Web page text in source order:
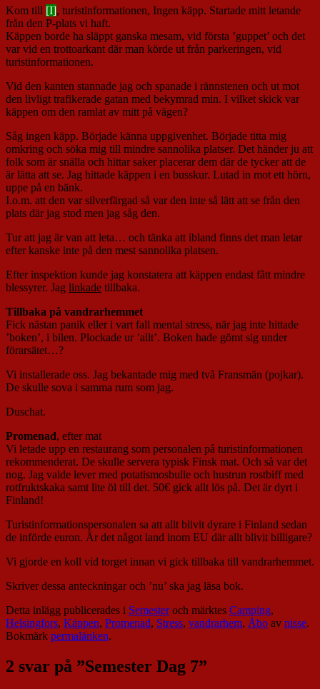
Kom till [I], turistinformationen, Ingen käpp. Startade mitt letande
från den P-plats vi haft.
Käppen borde ha släppt ganska mesam, vid första ’guppet’ och det
var vid en trottoarkant där man körde ut från parkeringen, vid
turistinformationen.
Vid den kanten stannade jag och spanade i rännstenen och ut mot
den livligt trafikerade gatan med bekymrad min. I vilket skick var
käppen om den ramlat av mitt på vägen?
Såg ingen käpp. Började känna uppgivenhet. Började titta mig
omkring och söka mig till mindre sannolika platser. Det händer ju att
folk som är snälla och hittar saker placerar dem där de tycker att de
är lätta att se. Jag hittade käppen i en busskur. Lutad in mot ett hörn,
uppe på en bänk.
I.o.m. att den var silverfärgad så var den inte så lätt att se från den
plats där jag stod men jag såg den.
Tur att jag är van att leta… och tänka att ibland finns det man letar
efter kanske inte på den mest sannolika platsen.
Efter inspektion kunde jag konstatera att käppen endast fått mindre
blessyrer. Jag linkade tillbaka.
Tillbaka på vandrarhemmet
Fick nästan panik eller i vart fall mental stress, när jag inte hittade
’boken’, i bilen. Plockade ur ’allt’. Boken hade gömt sig under
förarsätet…?
Vi installerade oss. Jag bekantade mig med två Fransmän (pojkar).
De skulle sova i samma rum som jag.
Duschat.
Promenad, efter mat
Vi letade upp en restaurang som personalen på turistinformationen
rekommenderat. De skulle servera typisk Finsk mat. Och så var det
nog. Jag valde lever med potatismosbulle och hustrun rostbiff med
rotfruktskaka samt lite öl till det. 50€ gick allt lös på. Det är dyrt i
Finland!
Turistinformationspersonalen sa att allt blivit dyrare i Finland sedan
de införde euron. Är det något land inom EU där allt blivit billigare?
Vi gjorde en koll vid torget innan vi gick tillbaka till vandrarhemmet.
Skriver dessa anteckningar och ’nu’ ska jag läsa bok.
Detta inlägg publicerades i Semesteroch märktes Camping,
Helsingfors, Käppen, Promenad, Stress, vandrarhem, Åbo av nisse.
Bokmärk permalänken.
2 svar på ”Semester Dag 7”